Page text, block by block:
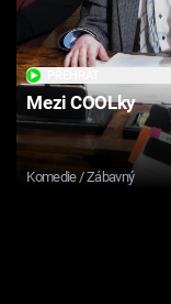
Mezi COOLky
Komedie / Zábavný